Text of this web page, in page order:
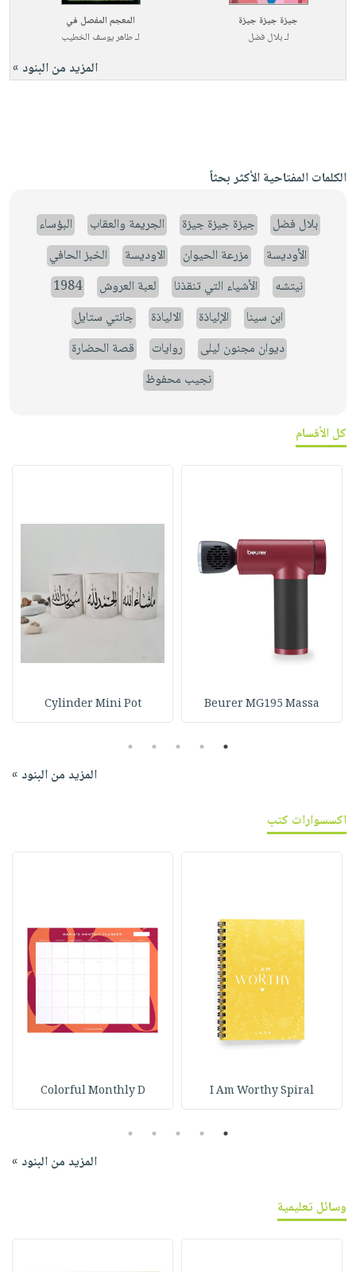
جيزة جيزة جيزة
لـبلال فضل
المعجم المفصل في
لـطاهر يوسف الخطيب
المزيد من البنود »
الكلمات المفتاحية الأكثر بحثاً
بلال فضل جيزة جيزة جيزة الجريمة والعقاب
البؤساء
الأوديسة
مزرعة الحيوان الاوديسة
الخبز الحافي
نيتشه
الأشياء التي تنقذنا لعبة العروش
1984
ابن سينا
الإلياذة الالياذة
جانتي ستايل
ديوان مجنون ليلى
روايات
قصة الحضارة
نجيب محفوظ
كل الأقسام
Beurer MG195 Massa
Cylinder Mini Pot
1
2
3
4
5
المزيد من البنود »
اكسسوارات كتب
I Am Worthy Spiral
Colorful Monthly D
1
2
3
4
5
المزيد من البنود »
وسائل تعليمية